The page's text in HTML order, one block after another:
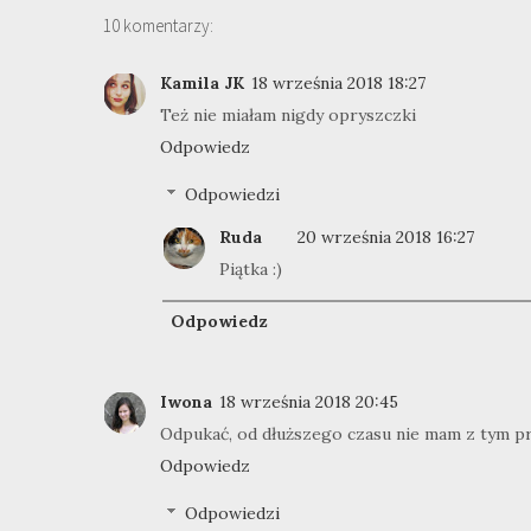
10 komentarzy:
Kamila JK 18 września 2018 18:27
Też nie miałam nigdy opryszczki
Odpowiedz
Odpowiedzi
Ruda
20 września 2018 16:27
Piątka :)
Odpowiedz
Iwona 18 września 2018 20:45
Odpukać, od dłuższego czasu nie mam z tym
Odpowiedz
Odpowiedzi